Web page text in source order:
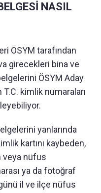
NASIL
ÖSYM tarafından
girecekleri bina ve
ÖSYM Aday
kimlik numaraları
yanlarında
kartını kaybeden,
veya nüfus
ya da fotoğraf
il ve ilçe nüfus